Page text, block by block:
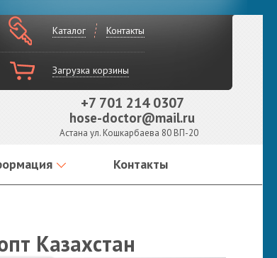
Каталог Контакты
Загрузка корзины
+7 701 214 0307
hose-doctor@mail.ru
Астана ул. Кошкарбаева 80 ВП-20
Контакты
Казахстан